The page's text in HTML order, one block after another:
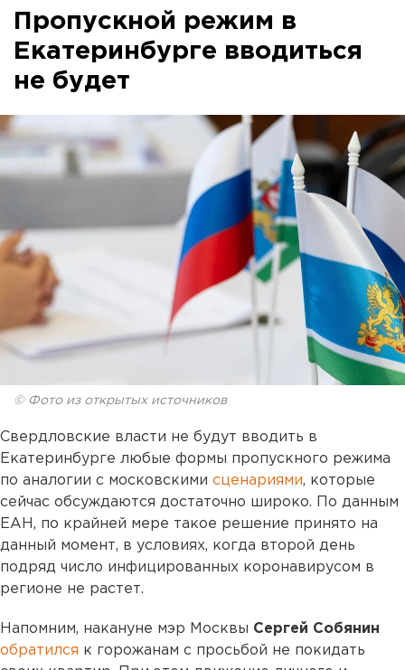
Пропускной режим в
Екатеринбурге вводиться
не будет
© Фото из открытых источников
Свердловские власти не будут вводить в
Екатеринбурге любые формы пропускного режима
по аналогии с московскими сценариями, которые
сейчас обсуждаются достаточно широко. По данным
ЕАН, по крайней мере такое решение принято на
данный момент, в условиях, когда второй день
подряд число инфицированных коронавирусом в
регионе не растет.
Напомним, накануне мэр Москвы Сергей Собянин
обратился к горожанам с просьбой не покидать